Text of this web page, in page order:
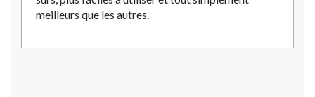
meilleurs que les autres.